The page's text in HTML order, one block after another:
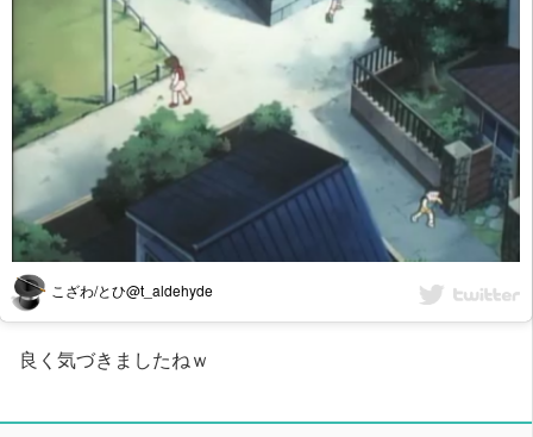
こざわ/とひ@t_aldehyde
良く気づきましたねｗ